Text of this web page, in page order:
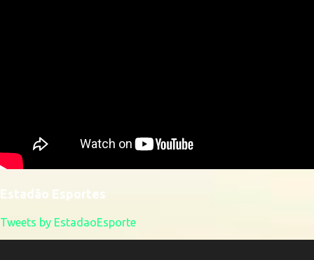
Estadão Esportes
Tweets by EstadaoEsporte